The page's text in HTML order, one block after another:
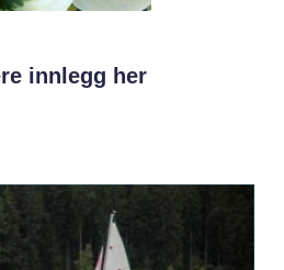
innlegg her